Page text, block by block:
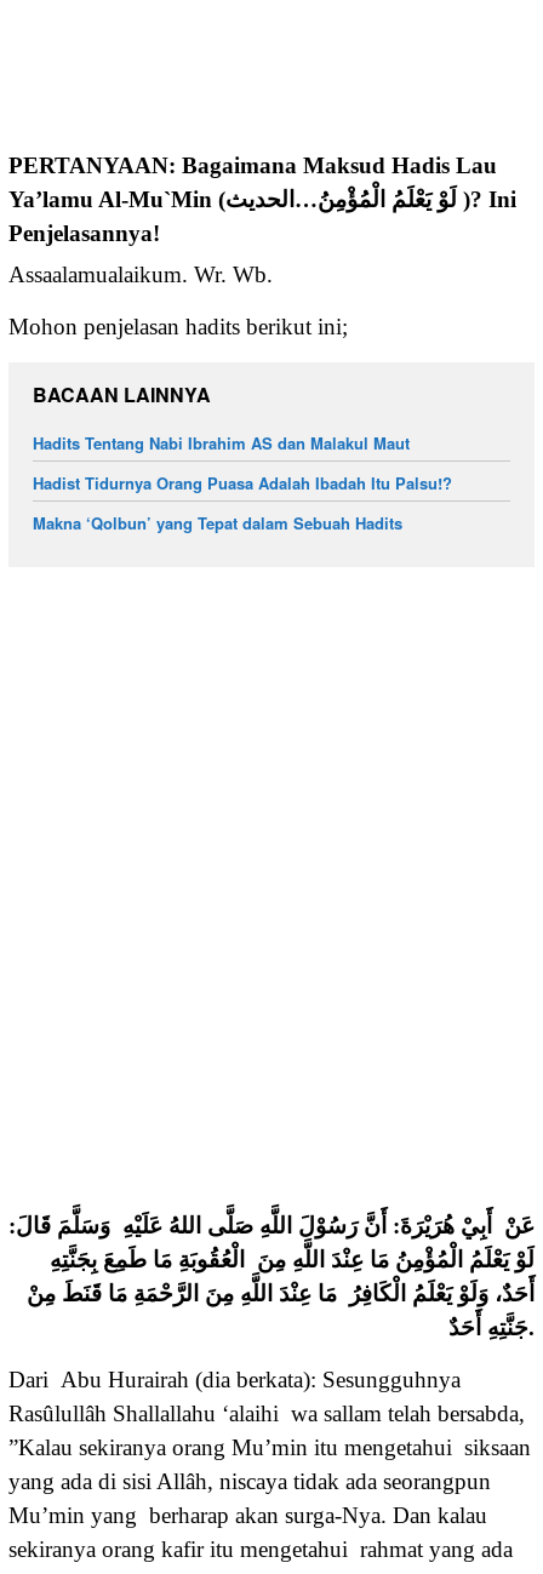
PERTANYAAN: Bagaimana Maksud Hadis Lau
Ya’lamu Al-Mu`Min (لَوْ يَعْلَمُ الْمُؤْمِنُ…الحديث )? Ini
Penjelasannya!
Assaalamualaikum. Wr. Wb.
Mohon penjelasan hadits berikut ini;
BACAAN LAINNYA
Hadits Tentang Nabi Ibrahim AS dan Malakul Maut
Hadist Tidurnya Orang Puasa Adalah Ibadah Itu Palsu!?
Makna ‘Qolbun’ yang Tepat dalam Sebuah Hadits
عَنْ أَبِيْ هُرَيْرَةَ: أَنَّ رَسُوْلَ اللَّهِ صَلَّى اللهُ عَلَيْهِ وَسَلَّمَ قَالَ:
لَوْ يَعْلَمُ الْمُؤْمِنُ مَا عِنْدَ اللَّهِ مِنَ الْعُقُوبَةِ مَا طَمِعَ بِجَنَّتِهِ
أَحَدٌ، وَلَوْ يَعْلَمُ الْكَافِرُ مَا عِنْدَ اللَّهِ مِنَ الرَّحْمَةِ مَا قَنَطَ مِنْ
جَنَّتِهِ أَحَدٌ.
Dari Abu Hurairah (dia berkata): Sesungguhnya
Rasûlullâh Shallallahu ‘alaihi wa sallam telah bersabda,
”Kalau sekiranya orang Mu’min itu mengetahui siksaan
yang ada di sisi Allâh, niscaya tidak ada seorangpun
Mu’min yang berharap akan surga-Nya. Dan kalau
sekiranya orang kafir itu mengetahui rahmat yang ada